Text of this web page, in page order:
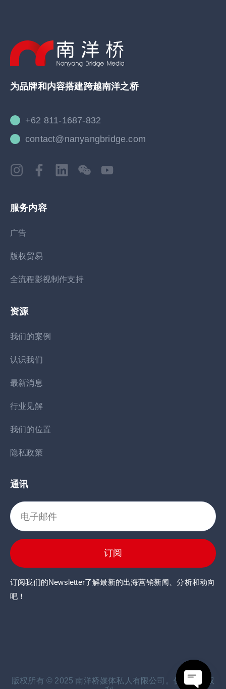
为品牌和内容搭建跨越南洋之桥
+62 811-1687-832
contact@nanyangbridge.com
服务内容
广告
版权贸易
全流程影视制作支持
资源
我们的案例
认识我们
最新消息
行业见解
我们的位置
隐私政策
通讯
订阅
订阅我们的Newsletter了解最新的出海营销新闻、分析和动向
吧！
版权所有 © 2025 南洋桥媒体私人有限公司。保留所有权